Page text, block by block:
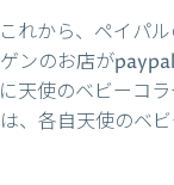
れから、ペイパ
ンのお店が
天使のベビーコ
、各自天使のベ